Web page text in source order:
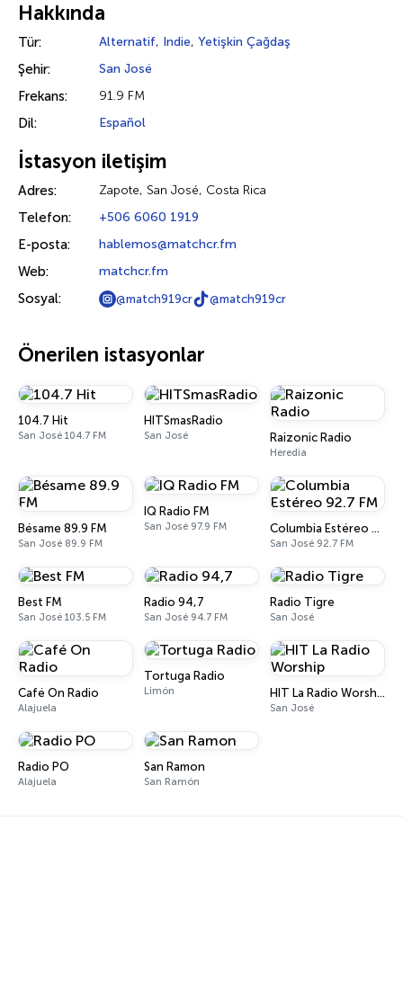
Hakkında
Tür: Alternatif, Indie, Yetişkin Çağdaş
Şehir: San José
Frekans: 91.9 FM
Dil: Español
İstasyon iletişim
Adres: Zapote, San José, Costa Rica
Telefon: +506 6060 1919
E-posta: hablemos@matchcr.fm
Web: matchcr.fm
Sosyal: @match919cr @match919cr
Önerilen istasyonlar
104.7 Hit
San José 104.7 FM
HITSmasRadio
San José Raizonic Radio
Heredia
Bésame 89.9 FM
San José 89.9 FM
IQ Radio FM
San José 97.9 FM Columbia Estéreo 92.7 FM
San José 92.7 FM
Best FM
San José 103.5 FM
Radio 94,7
San José 94.7 FM
Radio Tigre
San José
Café On Radio
Alajuela
Tortuga Radio
Limón HIT La Radio Worship
San José
Radio PO
Alajuela
San Ramon
San Ramón